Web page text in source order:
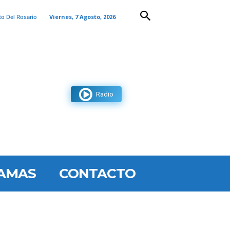
Del Rosario Viernes, 7 Agosto, 2026
Radio
CONTACTO